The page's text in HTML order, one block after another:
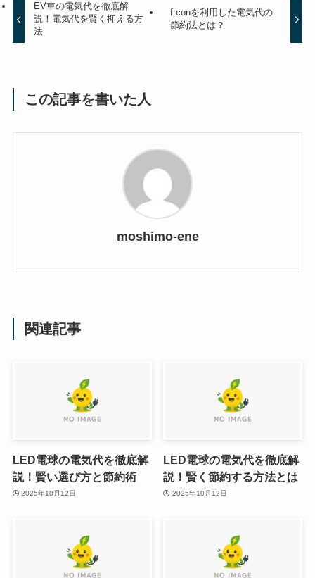
EV車の電気代を徹底解
説！電気代を賢く抑える方
法
f-conを利用した電気代の
節約法とは？
この記事を書いた人
moshimo-ene
関連記事
LED電球の電気代を徹底解
説！賢い選び方と節約術
2025年10月12日
LED電球の電気代を徹底解
説！賢く節約する方法とは
2025年10月12日